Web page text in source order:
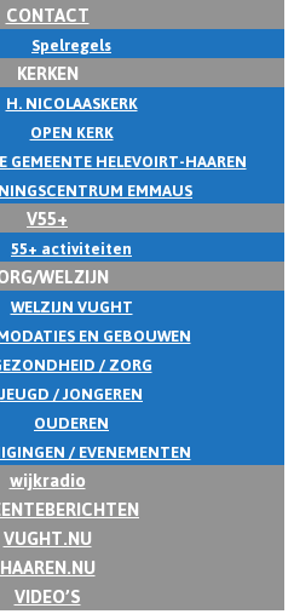
CONTACT
Spelregels
KERKEN
H. NICOLAASKERK
OPEN KERK
GEMEENTE HELEVOIRT-HAAREN
EMMAUS
V55+
55+ activiteiten
WELZIJN
WELZIJN VUGHT
EN GEBOUWEN
/ ZORG
JEUGD / JONGEREN
OUDEREN
/ EVENEMENTEN
wijkradio
VUGHT.NU
HAAREN.NU
VIDEO’S